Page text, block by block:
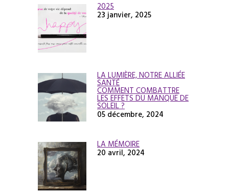
2025
23 janvier, 2025
LA LUMIÈRE, NOTRE ALLIÉE
SANTÉ
COMMENT COMBATTRE
LES EFFETS DU MANQUE DE
SOLEIL ?
05 décembre, 2024
LA MÉMOIRE
20 avril, 2024